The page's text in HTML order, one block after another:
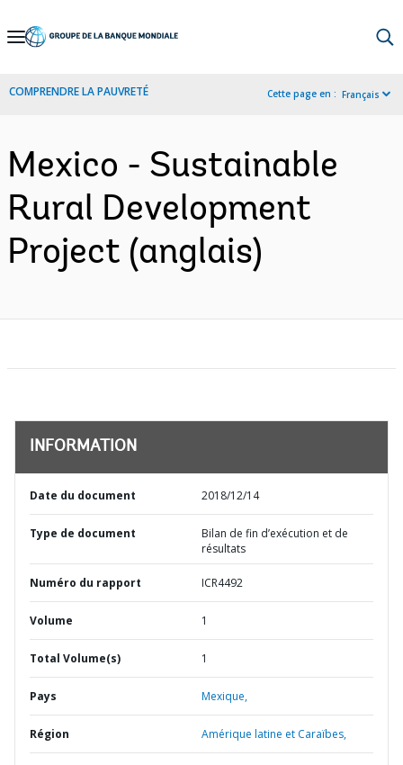
Skip
Navigation
COMPRENDRE LA PAUVRETÉ Cette page en : Français
Mexico - Sustainable
Rural Development
Project (anglais)
INFORMATION
Date du document 2018/12/14
Type de document
Bilan de fin d’exécution et de
résultats
Numéro du rapport ICR4492
Volume 1
Total Volume(s) 1
Pays Mexique,
Région Amérique latine et Caraïbes,